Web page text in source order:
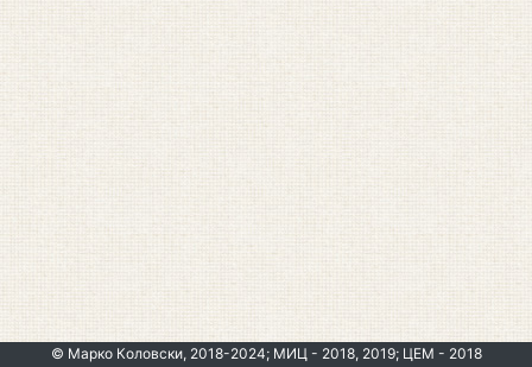
© Марко Коловски, 2018-2024; МИЦ - 2018, 2019; ЦЕМ - 2018